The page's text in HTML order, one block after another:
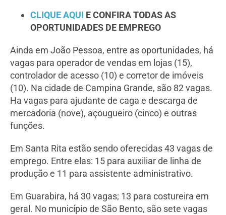
CLIQUE AQUI E CONFIRA TODAS AS
OPORTUNIDADES DE EMPREGO
Ainda em João Pessoa, entre as oportunidades, há
vagas para operador de vendas em lojas (15),
controlador de acesso (10) e corretor de imóveis
(10). Na cidade de Campina Grande, são 82 vagas.
Ha vagas para ajudante de caga e descarga de
mercadoria (nove), açougueiro (cinco) e outras
funções.
Em Santa Rita estão sendo oferecidas 43 vagas de
emprego. Entre elas: 15 para auxiliar de linha de
produção e 11 para assistente administrativo.
Em Guarabira, há 30 vagas; 13 para costureira em
geral. No município de São Bento, são sete vagas